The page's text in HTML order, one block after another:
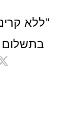
קרינה
0796644330 (א-ה 09:00-12:00)